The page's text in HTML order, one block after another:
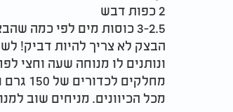
2 כפות דבש
3-2.5 כוסות מים לפי כמה שהבצק צריך
הבצק לא צריך להיות דביק!
ונותנים לו מנוחה שעה וחצי
מכל הכיוונים. מניחים שוב